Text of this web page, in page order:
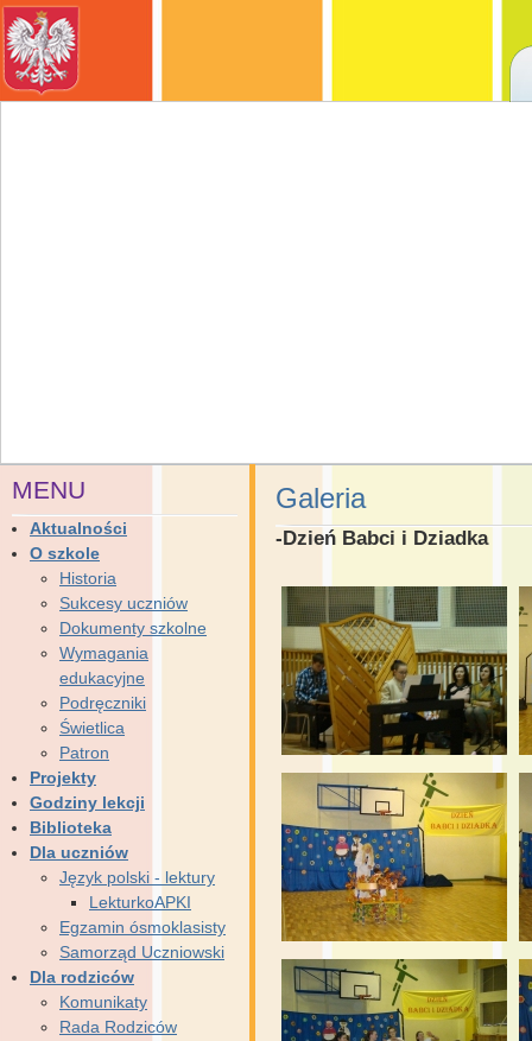
MENU
Aktualności
O szkole
Historia
Sukcesy uczniów
Dokumenty szkolne
Wymagania
edukacyjne
Podręczniki
Świetlica
Patron
Projekty
Godziny lekcji
Biblioteka
Dla uczniów
Język polski - lektury
LekturkoAPKI
Egzamin ósmoklasisty
Samorząd Uczniowski
Dla rodziców
Komunikaty
Rada Rodziców
Galeria
-Dzień Babci i Dziadka